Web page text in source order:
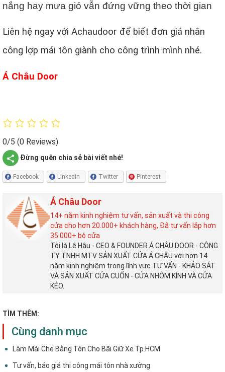
nắng hay mưa gió vẫn đứng vững theo thời gian
Liên hệ ngay với Achaudoor để biết đơn giá nhân
công lợp mái tôn giành cho công trình mình nhé.
Á Châu Door
0/5 (0 Reviews)
Đừng quên chia sẻ bài viết nhé!
Facebook Linkedin Twitter Pinterest
Á Châu Door
14+ năm kinh nghiệm tư vấn, sản xuất và thi công
cửa cho hơn 20.000+ khách hàng, Đã tư vấn lắp hơn
35.000+ bộ cửa
Tôi là Lê Hậu - CEO & FOUNDER Á CHÂU DOOR - CÔNG
TY TNHH MTV SẢN XUẤT CỬA Á CHÂU với hơn 14
năm kinh nghiệm trong lĩnh vực TƯ VẤN - KHẢO SÁT
VÀ SẢN XUẤT CỬA CUỐN - CỬA NHÔM KÍNH VÀ CỬA
KÉO.
TÌM THÊM:
Cùng danh mục
Làm Mái Che Bằng Tôn Cho Bãi Giữ Xe Tp.HCM
Tư vấn, báo giá thi công mái tôn nhà xưởng